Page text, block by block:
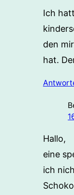
Ich
den
hat.
Hallo,
eine
ich